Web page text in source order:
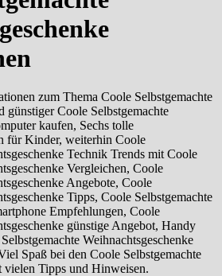
zum Thema Coole Selbstgemachte
günstiger Coole Selbstgemachte
kaufen, Sechs tolle
für Kinder, weiterhin Coole
Technik Trends mit Coole
Vergleichen, Coole
Angebote, Coole
Tipps, Coole Selbstgemachte
Empfehlungen, Coole
günstige Angebot, Handy
Weihnachtsgeschenke
Spaß bei den Coole Selbstgemachte
vielen Tipps und Hinweisen.